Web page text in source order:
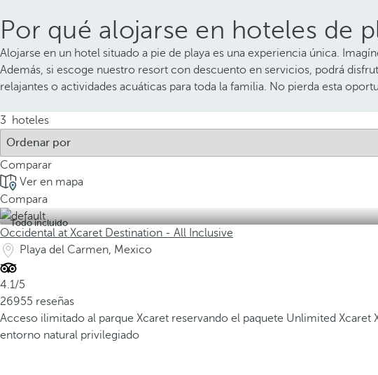
Por qué alojarse en hoteles de
Alojarse en un hotel situado a pie de playa es una experiencia única.
Además, si escoge nuestro resort con descuento en servicios, podrá
relajantes o actividades acuáticas para toda la familia. No pierda esta
3 hoteles
Comparar
Ver en mapa
Compara
Todo incluido
Occidental at Xcaret Destination - All Inclusive
Playa del Carmen, Mexico
4.1/5
26955 reseñas
Acceso ilimitado al parque Xcaret reservando el paquete Unlimited Xcaret
entorno natural privilegiado